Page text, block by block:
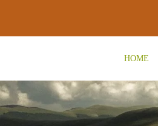
contenuto
HOME